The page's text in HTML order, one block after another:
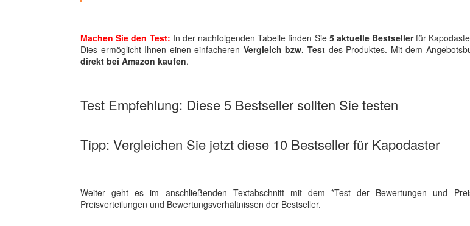
Machen Sie den Test: In der nachfolgenden Tabelle finden Sie5 aktuelle Bestsellerfür
Dies ermöglicht Ihnen einen einfacheren Vergleich bzw. Testdes Produktes. Mit dem
direkt bei Amazon kaufen.
Test Empfehlung: Diese 5 Bestseller sollten Sie testen
Tipp: Vergleichen Sie jetzt diese 10 Bestseller für Kapodaster
Weiter geht es im anschließenden Textabschnitt mit dem *Test der Bewertungen und
Preisverteilungen und Bewertungsverhältnissen der Bestseller.